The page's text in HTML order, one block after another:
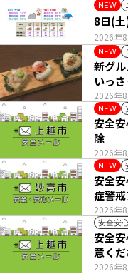
NEW
2026年
NEW
2026年
新グ
いっさ
NEW
2026年
安全
除
NEW
2026年
安全
症警戒
安全安
2026年
安全
意く